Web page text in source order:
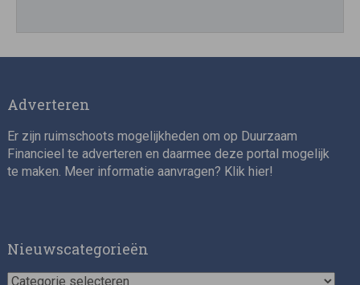
Impact consultant (manager)
Adverteren
Er zijn ruimschoots mogelijkheden om op Duurzaam
Financieel te adverteren en daarmee deze portal mogelijk
te maken. Meer informatie aanvragen? Klik hier!
Nieuwscategorieën
Nieuwscategorieën